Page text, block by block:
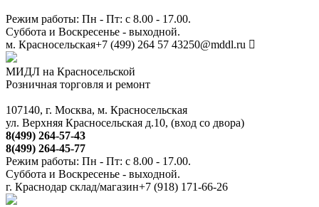
Режим работы: Пн - Пт: с 8.00 - 17.00.
Суббота и Воскресенье - выходной.
м. Красносельская+7 (499) 264 57 43250@mddl.ru
МИДЛ на Красносельской
Розничная торговля и ремонт
107140, г. Москва, м. Красносельская
ул. Верхняя Красносельская д.10, (вход со двора)
8(499) 264-57-43
8(499) 264-45-77
Режим работы: Пн - Пт: с 8.00 - 17.00.
Суббота и Воскресенье - выходной.
г. Краснодар склад/магазин+7 (918) 171-66-26